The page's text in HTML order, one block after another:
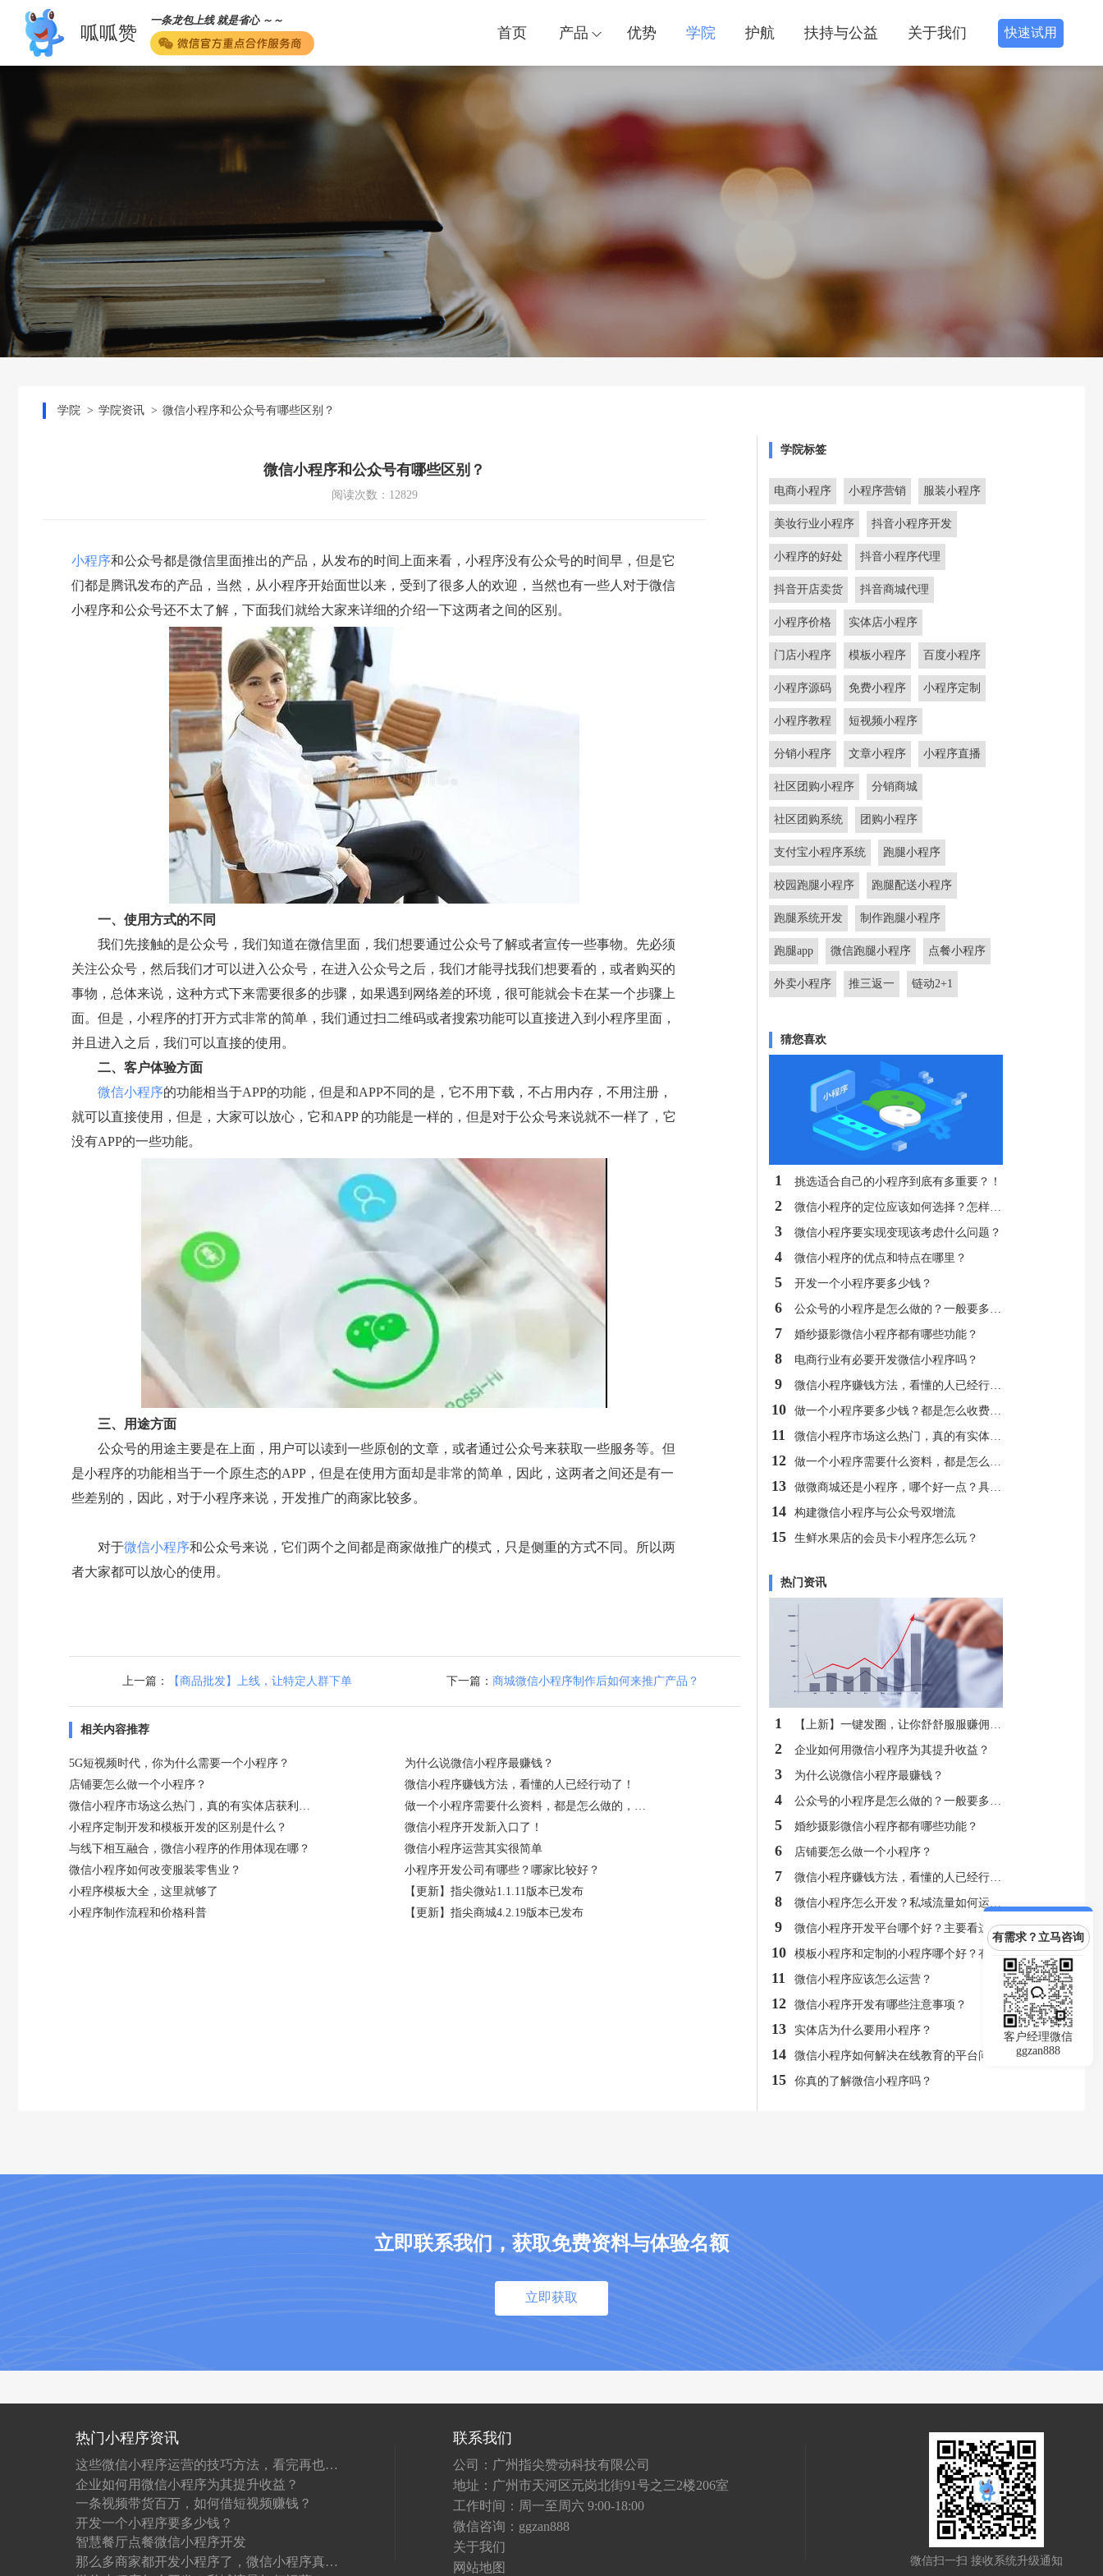
呱呱赞
一条龙包上线 就是省心 ～～
首页 产品 优势 学院 护航 扶持与公益 关于我们 快速试用
学院 学院资讯 微信小程序和公众号有哪些区别？
微信小程序和公众号有哪些区别？
阅读次数：12829
小程序和公众号都是微信里面推出的产品，从发布的时间上面来看，小程序没有公众号的时间早，但是它
们都是腾讯发布的产品，当然，从小程序开始面世以来，受到了很多人的欢迎，当然也有一些人对于微信
小程序和公众号还不太了解，下面我们就给大家来详细的介绍一下这两者之间的区别。
一、使用方式的不同
我们先接触的是公众号，我们知道在微信里面，我们想要通过公众号了解或者宣传一些事物。先必须
关注公众号，然后我们才可以进入公众号，在进入公众号之后，我们才能寻找我们想要看的，或者购买的
事物，总体来说，这种方式下来需要很多的步骤，如果遇到网络差的环境，很可能就会卡在某一个步骤上
面。但是，小程序的打开方式非常的简单，我们通过扫二维码或者搜索功能可以直接进入到小程序里面，
并且进入之后，我们可以直接的使用。
二、客户体验方面
微信小程序的功能相当于APP的功能，但是和APP不同的是，它不用下载，不占用内存，不用注册，
就可以直接使用，但是，大家可以放心，它和APP 的功能是一样的，但是对于公众号来说就不一样了，它
没有APP的一些功能。
三、用途方面
公众号的用途主要是在上面，用户可以读到一些原创的文章，或者通过公众号来获取一些服务等。但
是小程序的功能相当于一个原生态的APP，但是在使用方面却是非常的简单，因此，这两者之间还是有一
些差别的，因此，对于小程序来说，开发推广的商家比较多。
对于微信小程序和公众号来说，它们两个之间都是商家做推广的模式，只是侧重的方式不同。所以两
者大家都可以放心的使用。
上一篇： 【商品批发】上线，让特定人群下单 下一篇： 商城微信小程序制作后如何来推广产品？
相关内容推荐
5G短视频时代，你为什么需要一个小程序？
为什么说微信小程序最赚钱？
店铺要怎么做一个小程序？
微信小程序赚钱方法，看懂的人已经行动了！
微信小程序市场这么热门，真的有实体店获利吗？
做一个小程序需要什么资料，都是怎么做的，一般需要多少钱呢？
小程序定制开发和模板开发的区别是什么？
微信小程序开发新入口了！
与线下相互融合，微信小程序的作用体现在哪？
微信小程序运营其实很简单
微信小程序如何改变服装零售业？
小程序开发公司有哪些？哪家比较好？
小程序模板大全，这里就够了
【更新】指尖微站1.1.11版本已发布
小程序制作流程和价格科普
【更新】指尖商城4.2.19版本已发布
学院标签
电商小程序 小程序营销 服装小程序
美妆行业小程序 抖音小程序开发
小程序的好处 抖音小程序代理
抖音开店卖货 抖音商城代理
小程序价格 实体店小程序
门店小程序 模板小程序 百度小程序
小程序源码 免费小程序 小程序定制
小程序教程 短视频小程序
分销小程序 文章小程序 小程序直播
社区团购小程序 分销商城
社区团购系统 团购小程序
支付宝小程序系统 跑腿小程序
校园跑腿小程序 跑腿配送小程序
跑腿系统开发 制作跑腿小程序
跑腿app 微信跑腿小程序 点餐小程序
外卖小程序 推三返一 链动2+1
猜您喜欢
1 挑选适合自己的小程序到底有多重要？！
2
3 微信小程序要实现变现该考虑什么问题？
4 微信小程序的优点和特点在哪里？
5 开发一个小程序要多少钱？
6
7 婚纱摄影微信小程序都有哪些功能？
8 电商行业有必要开发微信小程序吗？
9
10
11
12
13
14 构建微信小程序与公众号双增流
15 生鲜水果店的会员卡小程序怎么玩？
热门资讯
1
2 企业如何用微信小程序为其提升收益？
3 为什么说微信小程序最赚钱？
4
5 婚纱摄影微信小程序都有哪些功能？
6 店铺要怎么做一个小程序？
7
8
9 微信小程序开发平台哪个好？主要看这几点
10 模板小程序和定制的小程序哪个好？有什么区别？
11 微信小程序应该怎么运营？
12 微信小程序开发有哪些注意事项？
13 实体店为什么要用小程序？
14
15 你真的了解微信小程序吗？
立即联系我们，获取免费资料与体验名额
立即获取
有需求？立马咨询
客户经理微信
ggzan888
热门小程序资讯
这些微信小程序运营的技巧方法，看完再也不怕不会运营了！
企业如何用微信小程序为其提升收益？
一条视频带货百万，如何借短视频赚钱？
开发一个小程序要多少钱？
智慧餐厅点餐微信小程序开发
那么多商家都开发小程序了，微信小程序真的值得做吗？
联系我们
公司：广州指尖赞动科技有限公司
地址：广州市天河区元岗北街91号之三2楼206室
工作时间：周一至周六 9:00-18:00
微信咨询：ggzan888
关于我们
网站地图
微信扫一扫 接收系统升级通知